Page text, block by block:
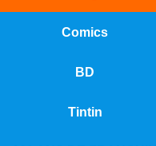
Comics
BD
Tintin